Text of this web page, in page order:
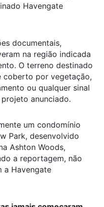
Havengate
documentais,
na região indicada
O terreno destinado
coberto por vegetação,
ou qualquer sinal
anunciado.
um condomínio
Park, desenvolvido
Ashton Woods,
a reportagem, não
a Havengate